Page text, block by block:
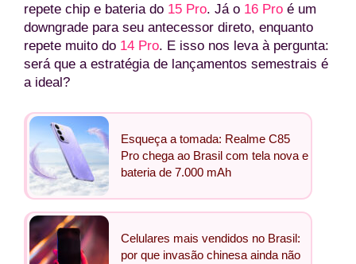
repete chip e bateria do 15 Pro. Já o 16 Pro é um
downgrade para seu antecessor direto, enquanto
repete muito do 14 Pro. E isso nos leva à pergunta:
será que a estratégia de lançamentos semestrais é
a ideal?
Esqueça a tomada: Realme C85
Pro chega ao Brasil com tela nova e
bateria de 7.000 mAh
Celulares mais vendidos no Brasil:
por que invasão chinesa ainda não